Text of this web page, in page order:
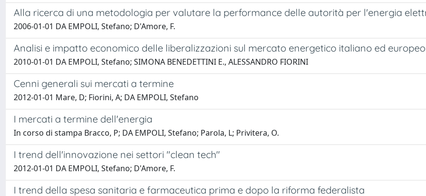
Alla ricerca di una metodologia per valutare la performance delle autorità per l'energia
2006-01-01 DA EMPOLI, Stefano; D'Amore, F.
Analisi e impatto economico delle liberalizzazioni sul mercato energetico italiano ed europeo
2010-01-01 DA EMPOLI, Stefano; SIMONA BENEDETTINI E., ALESSANDRO FIORINI
Cenni generali sui mercati a termine
2012-01-01 Mare, D; Fiorini, A; DA EMPOLI, Stefano
I mercati a termine dell'energia
In corso di stampa Bracco, P; DA EMPOLI, Stefano; Parola, L; Privitera, O.
I trend dell'innovazione nei settori "clean tech"
2012-01-01 DA EMPOLI, Stefano; D'Amore, F.
I trend della spesa sanitaria e farmaceutica prima e dopo la riforma federalista